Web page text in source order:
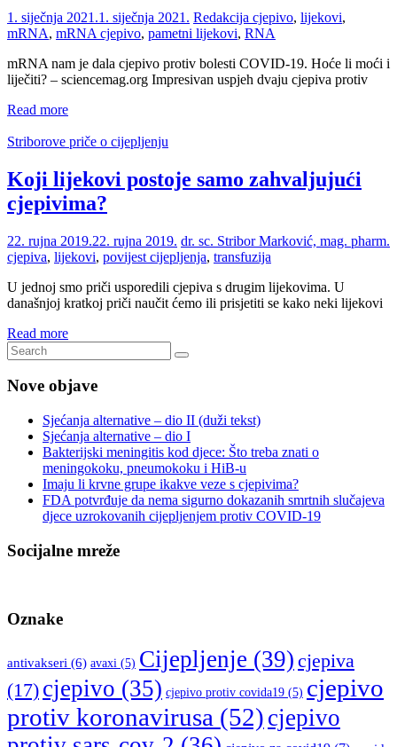
1. siječnja 2021.1. siječnja 2021. Redakcija cjepivo, lijekovi,
mRNA, mRNA cjepivo, pametni lijekovi, RNA
mRNA nam je dala cjepivo protiv bolesti COVID-19. Hoće li moći i
liječiti? – sciencemag.org Impresivan uspjeh dvaju cjepiva protiv
Read more
Striborove priče o cijepljenju
Koji lijekovi postoje samo zahvaljujući
cjepivima?
22. rujna 2019.22. rujna 2019. dr. sc. Stribor Marković, mag. pharm.
cjepiva, lijekovi, povijest cijepljenja, transfuzija
U jednoj smo priči usporedili cjepiva s drugim lijekovima. U
današnjoj kratkoj priči naučit ćemo ili prisjetiti se kako neki lijekovi
Read more
Nove objave
Sjećanja alternative – dio II (duži tekst)
Sjećanja alternative – dio I
Bakterijski meningitis kod djece: Što treba znati o
meningokoku, pneumokoku i HiB-u
Imaju li krvne grupe ikakve veze s cjepivima?
FDA potvrđuje da nema sigurno dokazanih smrtnih slučajeva
djece uzrokovanih cijepljenjem protiv COVID-19
Socijalne mreže
Oznake
antivakseri (6) avaxi (5) Cijepljenje (39) cjepiva
(17) cjepivo (35) cjepivo protiv covida19 (5) cjepivo
protiv koronavirusa (52) cjepivo